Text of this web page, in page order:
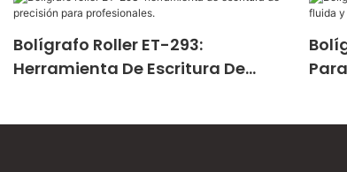
Bolígrafo Roller ET-293:
Herramienta De Escritura De